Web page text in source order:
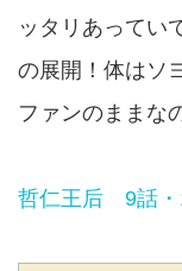
ッタリあってい
の展開！体はソ
ファンのままな
哲仁王后 9話